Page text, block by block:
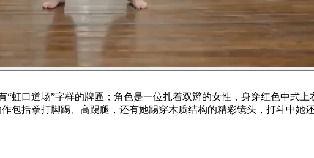
虹口道场”字样的牌匾；角色是一位扎着双辫的女性，身穿红色中式
包括拳打脚踢、高踢腿，还有她踢穿木质结构的精彩镜头，打斗中她